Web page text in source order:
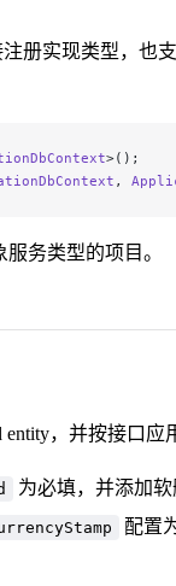
册实现类型，也
>();
,
服务类型的项目。
entity，并按接口应
为必填，并添加软
配置